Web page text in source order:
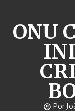
ONU
Por